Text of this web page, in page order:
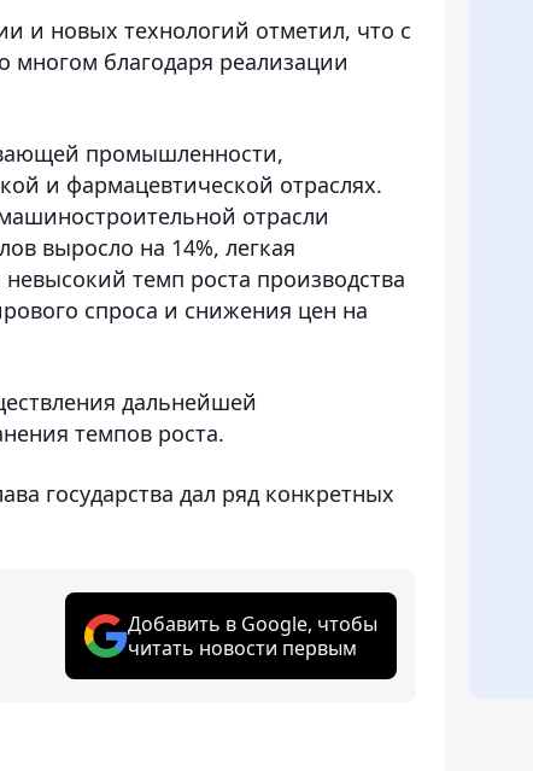
и новых технологий отметил, что с
многом благодаря реализации
промышленности,
и фармацевтической отраслях.
отрасли
выросло на 14%, легкая
темп роста производства
спроса и снижения цен на
дальнейшей
темпов роста.
государства дал ряд конкретных
Добавить в Google, чтобы
читать новости первым